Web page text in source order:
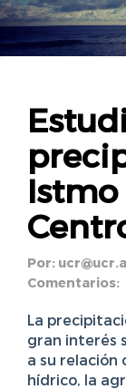
Istmo
Por:
Comentarios:
La
gran interés
a su relación
hídrico, la